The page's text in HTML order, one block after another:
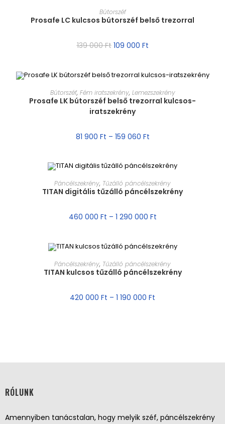
MÉRET VÁLASZTÁSA
Bútorszéf
Prosafe LC kulcsos bútorszéf belső trezorral
139 000Ft 109 000 Ft
MÉRET VÁLASZTÁSA
Bútorszéf, Fém iratszekrény, Lemezszekrény
Prosafe LK bútorszéf belső trezorral kulcsos-
iratszekrény
81 900 Ft – 159 060 Ft
MÉRET VÁLASZTÁSA
Páncélszekrény, Tűzálló páncélszekrény
TITAN digitális tűzálló páncélszekrény
460 000 Ft – 1 290 000 Ft
MÉRET VÁLASZTÁSA
Páncélszekrény, Tűzálló páncélszekrény
TITAN kulcsos tűzálló páncélszekrény
420 000 Ft – 1 190 000 Ft
RÓLUNK
Amennyiben tanácstalan, hogy melyik széf, páncélszekrény